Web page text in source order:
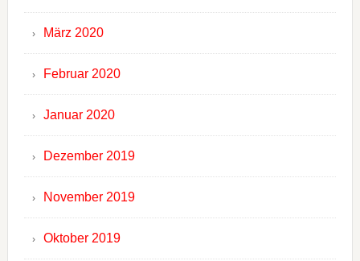
März 2020
Februar 2020
Januar 2020
Dezember 2019
November 2019
Oktober 2019